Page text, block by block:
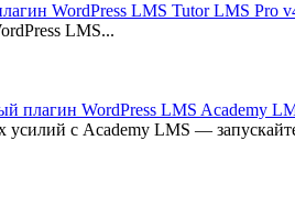
Tutor LMS Pro
LMS...
Academy
с Academy LMS —